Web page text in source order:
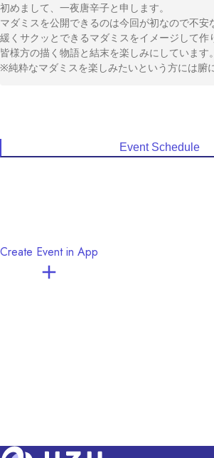
初めまして、一夜唐辛子と申します。
マダミスを公開できるのは今回が初なので不安
緩くサクッとできるマダミスをイメージして作
皆様方の描く物語と結末を楽しみにしています。
※純粋なマダミスを楽しみたいという方には腑
Event Schedule
Create Event in App